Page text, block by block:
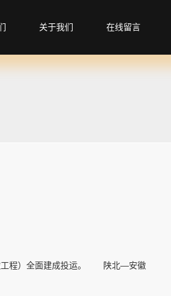
关于我们 在线留言
工程）全面建成投运。 陕北—安徽